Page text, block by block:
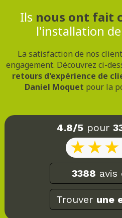
Ils nous ont fait
l'installation
La satisfaction de nos
engagement. Découvrez ci-
retours d'expérience de
Daniel Moquet pour la
4.8/5 pour
3388 avis
Trouver une